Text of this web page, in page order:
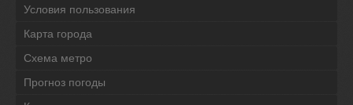
Условия пользования
Карта города
Схема метро
Прогноз погоды